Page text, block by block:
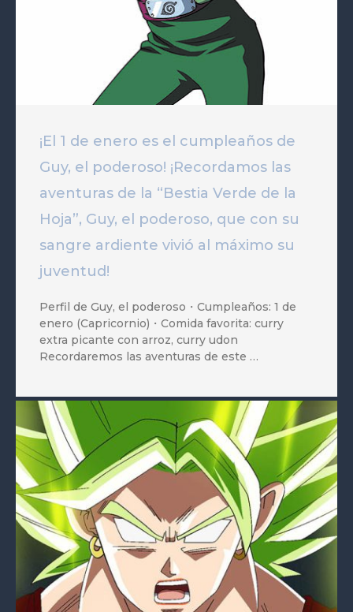
¡El 1 de enero es el cumpleaños de
Guy, el poderoso! ¡Recordamos las
aventuras de la “Bestia Verde de la
Hoja”, Guy, el poderoso, que con su
sangre ardiente vivió al máximo su
juventud!
Perfil de Guy, el poderoso・Cumpleaños: 1 de
enero (Capricornio)・Comida favorita: curry
extra picante con arroz, curry udon
Recordaremos las aventuras de este …